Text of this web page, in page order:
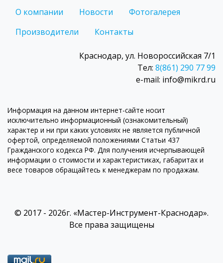
О компании Новости
Фотогалерея
Производители
Контакты
Краснодар, ул. Новороссийская 7/1
Тел: 8(861) 290 77 99
e-mail: info@mikrd.ru
Информация на данном интернет-сайте носит
исключительно информационный (ознакомительный)
характер и ни при каких условиях не является публичной
офертой, определяемой положениями Статьи 437
Гражданского кодекса РФ. Для получения исчерпывающей
информации о стоимости и характеристиках, габаритах и
весе товаров обращайтесь к менеджерам по продажам.
© 2017 - 2026г. «Мастер-Инструмент-Краснодар».
Все права защищены